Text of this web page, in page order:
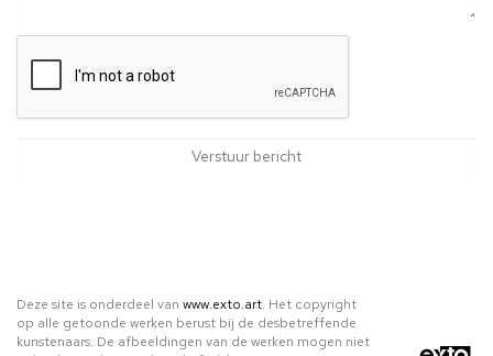
Deze site is onderdeel van www.exto.art. Het copyright
op alle getoonde werken berust bij de desbetreffende
kunstenaars. De afbeeldingen van de werken mogen niet